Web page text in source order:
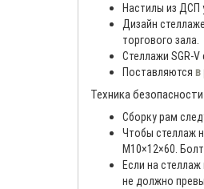
Настилы из ДСП
Дизайн
торгового зала.
Стеллажи SGR-
Поставляются в
Техника
Сборку рам
Чтобы стеллаж
М10×12×60.
Если на
не должно